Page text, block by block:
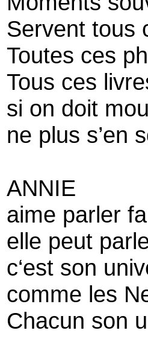
Servent tous
Toutes ces
Tous ces
si on doit
ne plus s’en
ANNIE
aime parler
elle peut
c‘est son
comme les
Chacun son